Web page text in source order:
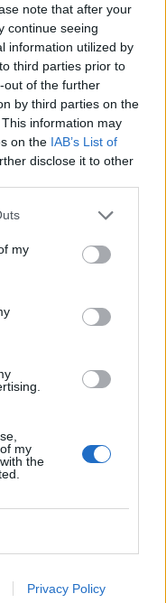
note that after your
continue seeing
information utilized by
third parties prior to
out of the further
by third parties on the
information may
on the IAB’s List of
disclose it to other
my
my
the
Privacy Policy
Καστίγιο Σεγούρα,
στα σπορ
τη μπάλα του